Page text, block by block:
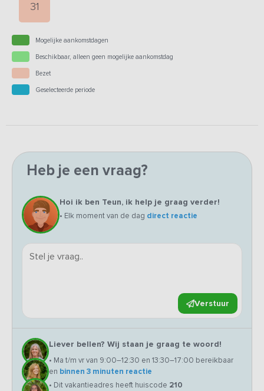
31
Mogelijke aankomstdagen
Beschikbaar, alleen geen mogelijke aankomstdag
Bezet
Geselecteerde periode
Heb je een vraag?
Hoi ik ben Teun, ik help je graag verder!
• Elk moment van de dag direct reactie
Verstuur
Liever bellen? Wij staan je graag te woord!
• Ma t/m vr van 9:00–12:30 en 13:30–17:00 bereikbaar
en binnen 3 minuten reactie
• Dit vakantieadres heeft huiscode 210